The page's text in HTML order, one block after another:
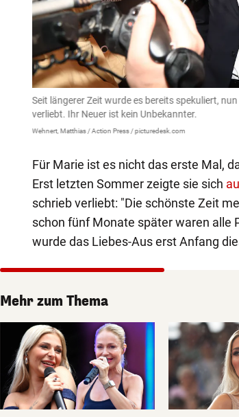
Seit längerer Zeit wurde es bereits spekuliert,
verliebt. Ihr Neuer ist kein Unbekannter.
Wehnert, Matthias / Action Press / picturedesk.com
Für Marie ist es nicht das erste Mal,
Erst letzten Sommer zeigte sie sich
schrieb verliebt: "Die schönste Zeit
schon fünf Monate später waren alle
wurde das Liebes-Aus erst Anfang
Mehr zum Thema